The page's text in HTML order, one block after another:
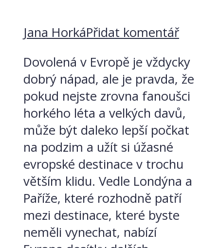
Jana HorkáPřidat komentář
Dovolená v Evropě je vždycky
dobrý nápad, ale je pravda, že
pokud nejste zrovna fanoušci
horkého léta a velkých davů,
může být daleko lepší počkat
na podzim a užít si úžasné
evropské destinace v trochu
větším klidu. Vedle Londýna a
Paříže, které rozhodně patří
mezi destinace, které byste
neměli vynechat, nabízí